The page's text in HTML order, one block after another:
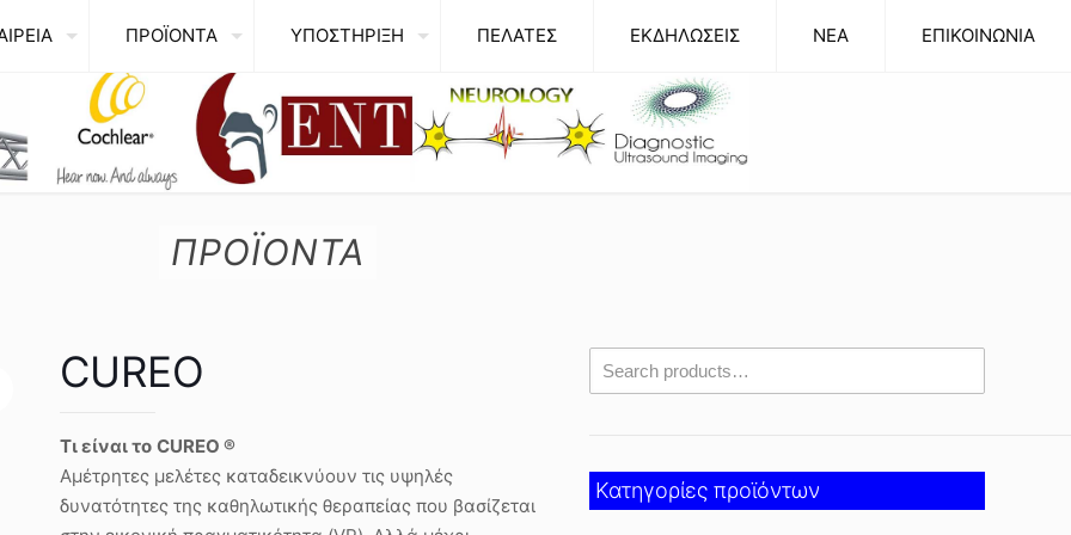
ΠΡΟΪΟΝΤΑ ΥΠΟΣΤΗΡΙΞΗ ΠΕΛΑΤΕΣ ΕΚΔΗΛΩΣΕΙΣ NEA ΕΠΙΚΟΙΝΩΝΙΑ
ΠΡΟΪΟΝΤΑ
CUREO
Τι είναι το CUREO ®
Αμέτρητες μελέτες καταδεικνύουν τις υψηλές
δυνατότητες της καθηλωτικής θεραπείας που βασίζεται
Κατηγορίες προϊόντων